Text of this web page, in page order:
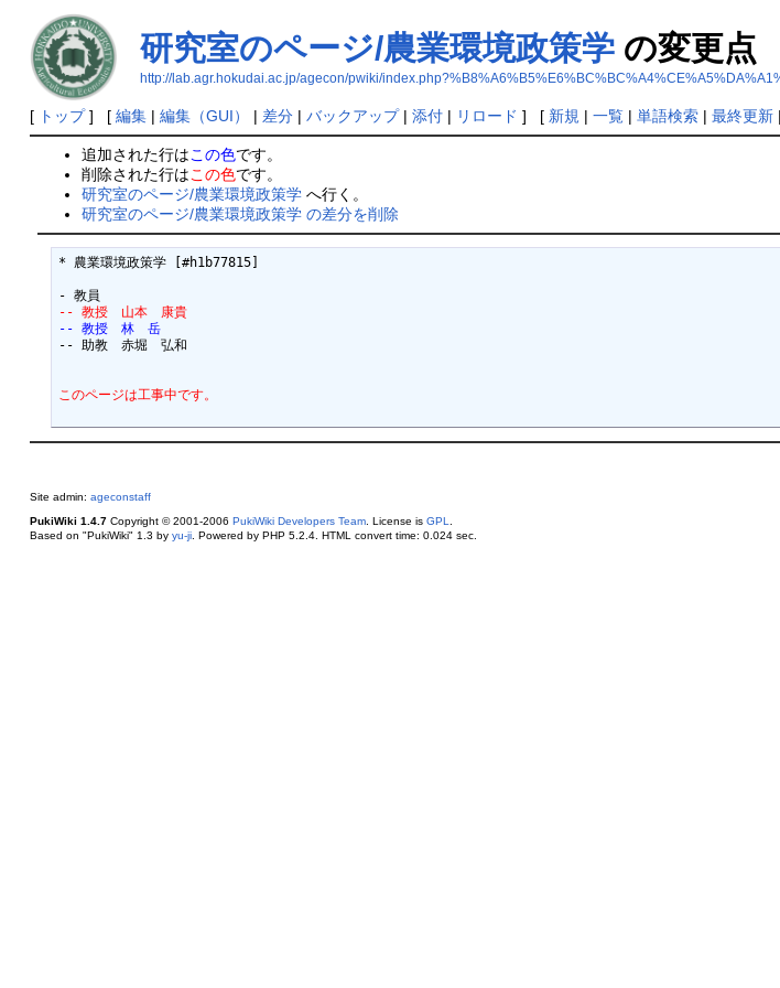
研究室のページ/農業環境政策学の変更点
http://lab.agr.hokudai.ac.jp/agecon/pwiki/
[ トップ] [ 編集| 編集（GUI） | 差分| バックアップ| 添付| リロード ] [ 新規 | 一覧| 単語検索| 最終更新|
追加された行はこの色です。
削除された行はこの色です。
研究室のページ/農業環境政策学 へ行く。
研究室のページ/農業環境政策学 の差分を削除
* 農業環境政策学 [#h1b77815]
-- 教授　山本　康貴
-- 教授　林　岳
-- 助教　赤堀　弘和
このページは工事中です。
Site admin: ageconstaff
PukiWiki 1.4.7Copyright © 2001-2006 PukiWiki Developers Team. License is GPL
Based on "PukiWiki" 1.3 by yu-ji. Powered by PHP 5.2.4. HTML convert time: 0.024 sec.